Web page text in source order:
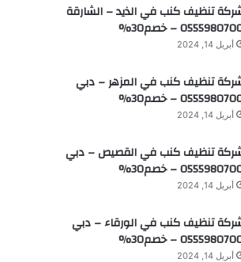
تنظيف كنب في الذيد – الشارقة
– خصم30%
أبريل 14, 2024
تنظيف كنب في المزهر – دبي
– خصم30%
أبريل 14, 2024
تنظيف كنب في القصيص – دبي
– خصم30%
أبريل 14, 2024
تنظيف كنب في الورقاء – دبي
– خصم30%
أبريل 14, 2024